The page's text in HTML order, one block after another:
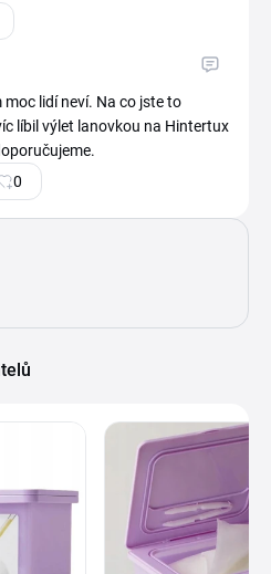
lidí neví. Na co jste to
líbil výlet lanovkou na Hintertux
0